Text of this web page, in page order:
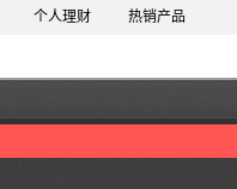
个人理财 热销产品